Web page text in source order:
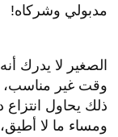
مدبولي وشركاه!
الصغير لا يدرك
وقت غير مناسب،
ذلك يحاول
ومساء ما لا